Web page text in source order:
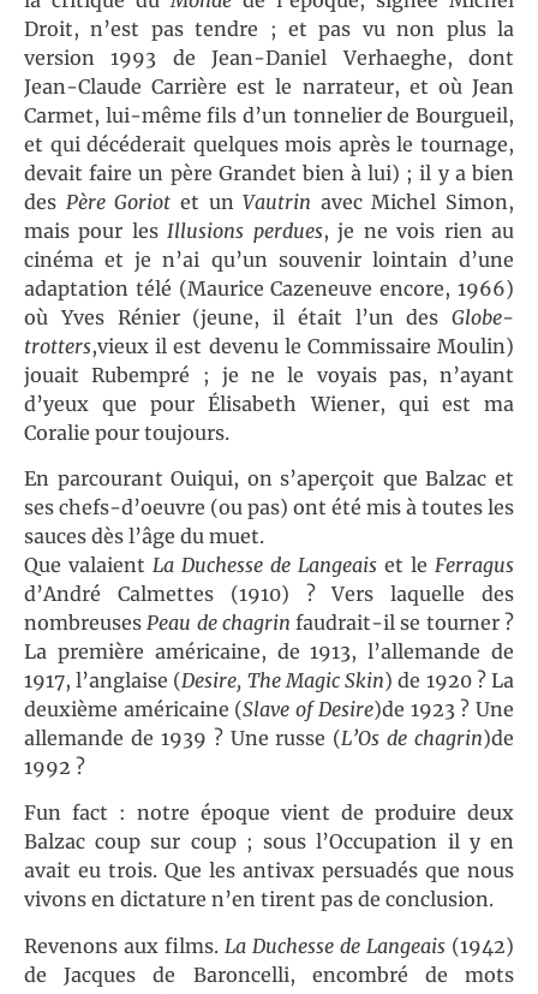
Droit, n’est pas tendre ; et pas vu non plus la
version 1993 de Jean-Daniel Verhaeghe, dont
Jean-Claude Carrière est le narrateur, et où Jean
Carmet, lui-même fils d’un tonnelier de Bourgueil,
et qui décéderait quelques mois après le tournage,
devait faire un père Grandet bien à lui) ; il y a bien
des Père Goriot et unVautrin avec Michel Simon,
mais pour les Illusions perdues, je ne vois rien au
cinéma et je n’ai qu’un souvenir lointain d’une
adaptation télé (Maurice Cazeneuve encore, 1966)
où Yves Rénier (jeune, il était l’un des Globe-
trotters,vieux il est devenu le Commissaire Moulin)
jouait Rubempré ; je ne le voyais pas, n’ayant
d’yeux que pour Élisabeth Wiener, qui est ma
Coralie pour toujours.
En parcourant Ouiqui, on s’aperçoit que Balzac et
ses chefs-d’oeuvre (ou pas) ont été mis à toutes les
sauces dès l’âge du muet.
Que valaient La Duchesse de Langeais et le Ferragus
d’André Calmettes (1910) ? Vers laquelle des
nombreuses Peau de chagrin faudrait-il se tourner ?
La première américaine, de 1913, l’allemande de
1917, l’anglaise (Desire, The Magic Skin) de 1920 ? La
deuxième américaine (Slave of Desire)de 1923 ? Une
allemande de 1939 ? Une russe (L’Os de chagrin)de
1992 ?
Fun fact : notre époque vient de produire deux
Balzac coup sur coup ; sous l’Occupation il y en
avait eu trois. Que les antivax persuadés que nous
vivons en dictature n’en tirent pas de conclusion.
Revenons aux films. La Duchesse de Langeais (1942)
de Jacques de Baroncelli, encombré de mots